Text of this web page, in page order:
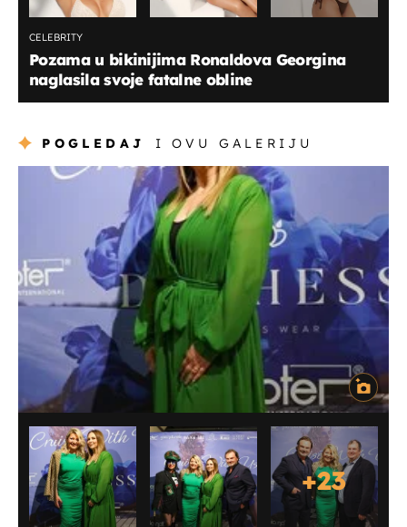
CELEBRITY
Pozama u bikinijima Ronaldova Georgina
naglasila svoje fatalne obline
POGLEDAJ I OVU GALERIJU
+23